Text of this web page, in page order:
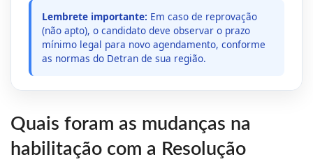
Lembrete importante: Em caso de reprovação
(não apto), o candidato deve observar o prazo
mínimo legal para novo agendamento, conforme
as normas do Detran de sua região.
Quais foram as mudanças na
habilitação com a Resolução